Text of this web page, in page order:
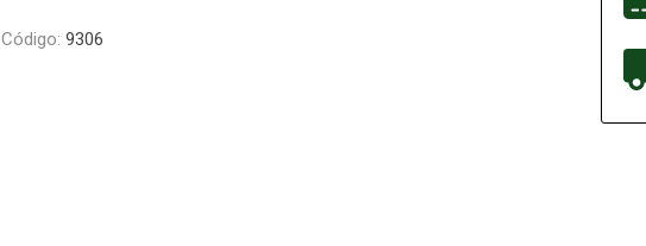
Código: 9306